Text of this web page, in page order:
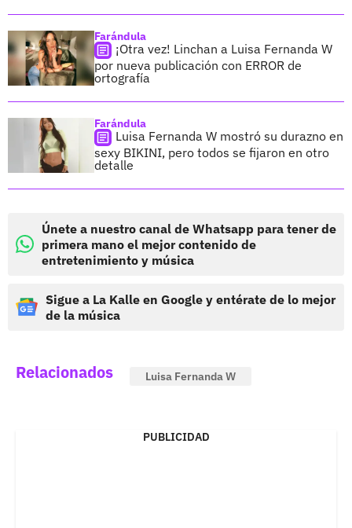
Farándula
¡Otra vez! Linchan a Luisa Fernanda W
por nueva publicación con ERROR de
ortografía
Farándula
Luisa Fernanda W mostró su durazno en
sexy BIKINI, pero todos se fijaron en otro
detalle
Únete a nuestro canal de Whatsapp para tener de
primera mano el mejor contenido de
entretenimiento y música
Sigue a La Kalle en Google y entérate de lo mejor
de la música
Relacionados Luisa Fernanda W
PUBLICIDAD